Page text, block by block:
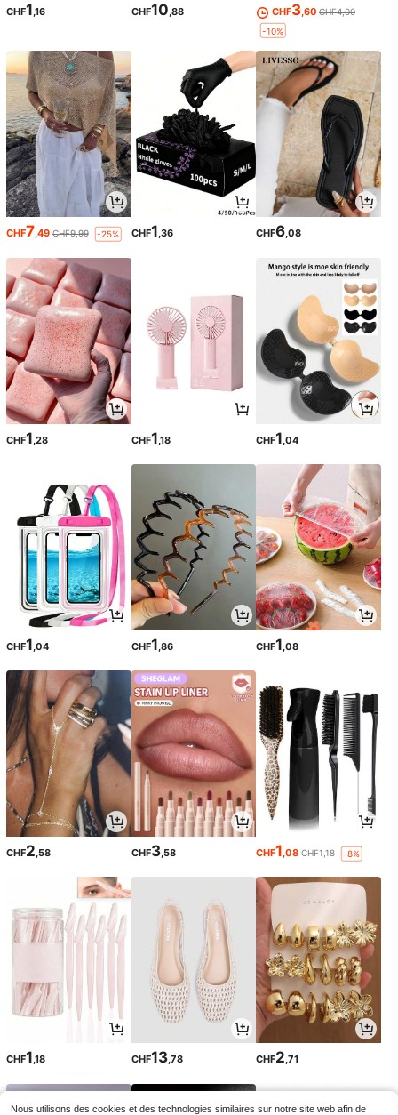
CHF1,16 CHF10,88 CHF3,60 CHF4,00
-10%
CHF7,49 CHF9,99 -25% CHF1,36 CHF6,08
CHF1 ,28 CHF1 ,18 CHF1 ,04
CHF1,04 CHF1,86 CHF1,08
CHF2,58 CHF3,58 CHF1,08 CHF1,18 -8%
CHF1,18 CHF13,78 CHF2,71
Nous utilisons des cookies et des technologies similaires sur notre site web afin de